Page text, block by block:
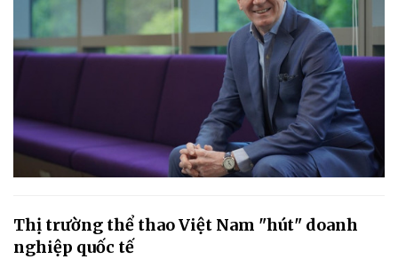
Thị trường thể thao Việt Nam "hút" doanh
nghiệp quốc tế